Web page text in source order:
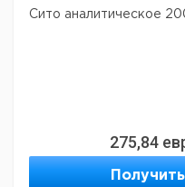
Сито аналитическое
275,84